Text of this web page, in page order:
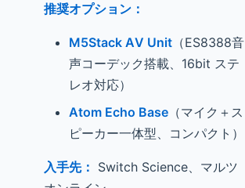
推奨オプション：
M5Stack AV Unit （ES8388音
声コーデック搭載、16bit ステ
レオ対応）
Atom Echo Base （マイク＋ス
ピーカー一体型、コンパクト）
入手先： Switch Science、マルツ